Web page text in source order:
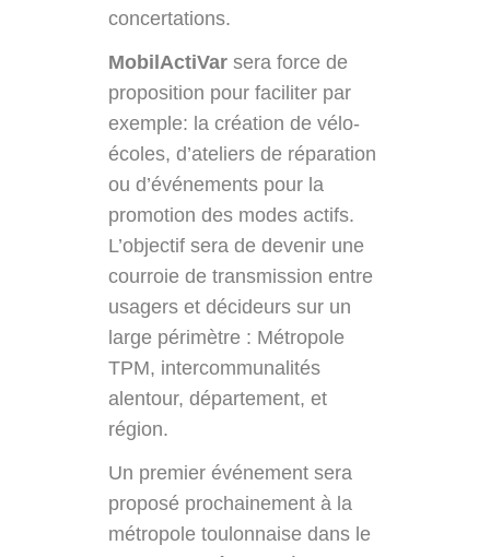
concertations.
MobilActiVar sera force de
proposition pour faciliter par
exemple: la création de vélo-
écoles, d’ateliers de réparation
ou d’événements pour la
promotion des modes actifs.
L’objectif sera de devenir une
courroie de transmission entre
usagers et décideurs sur un
large périmètre : Métropole
TPM, intercommunalités
alentour, département, et
région.
Un premier événement sera
proposé prochainement à la
métropole toulonnaise dans le